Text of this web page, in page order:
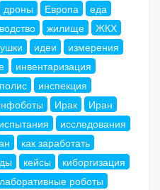
дроны Европа
еда
жилище
ЖКХ
идеи
измерения
инвентаризация
инспекция
Ирак
Иран
испытания
исследования
как заработать
кейсы
киборгизация
роботы